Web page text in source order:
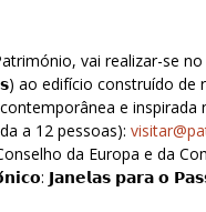
vai realizar-
ao edifício construído
e inspirada
a 12 pessoas):
da Europa e da
𝗝𝗮𝗻𝗲𝗹𝗮𝘀 𝗽𝗮𝗿𝗮 𝗼